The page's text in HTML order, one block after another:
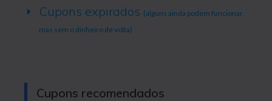
Cupons expirados (alguns ainda podem funcionar,
mas sem o dinheiro de volta)
Cupons recomendados